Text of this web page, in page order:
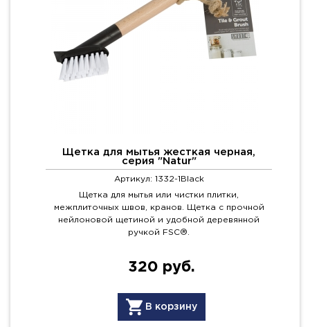
Щетка для мытья жесткая черная,
серия "Natur"
Артикул: 1332-1Black
Щетка для мытья или чистки плитки,
межплиточных швов, кранов. Щетка с прочной
нейлоновой щетиной и удобной деревянной
ручкой FSC®.
320 руб.
В корзину